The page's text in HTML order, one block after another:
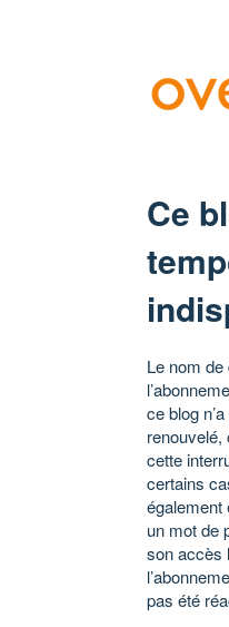
Ce
Le nom
ce blog
renouvelé,
cette
certains
également
un mot de
son accès
pas été